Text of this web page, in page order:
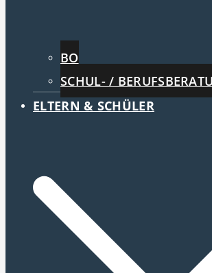
BO
SCHUL- /
ELTERN & SCHÜLER